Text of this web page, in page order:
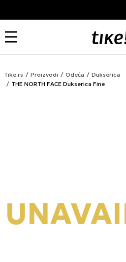
Tike.rs Proizvodi Odeća
Dukserica
THE NORTH FACE Dukserica Fine